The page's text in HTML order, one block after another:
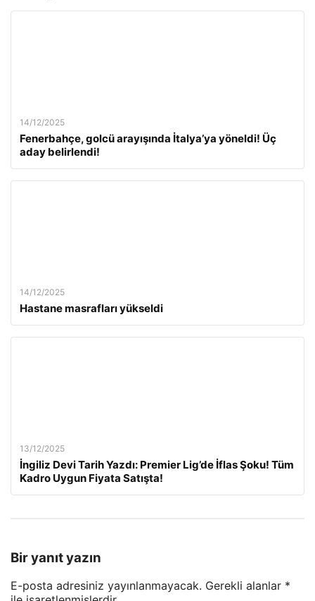
14/12/2025
Fenerbahçe, golcü arayışında İtalya’ya yöneldi! Üç
aday belirlendi!
14/12/2025
Hastane masrafları yükseldi
13/12/2025
İngiliz Devi Tarih Yazdı: Premier Lig’de İflas Şoku! Tüm
Kadro Uygun Fiyata Satışta!
Bir yanıt yazın
E-posta adresiniz yayınlanmayacak. Gerekli alanlar *